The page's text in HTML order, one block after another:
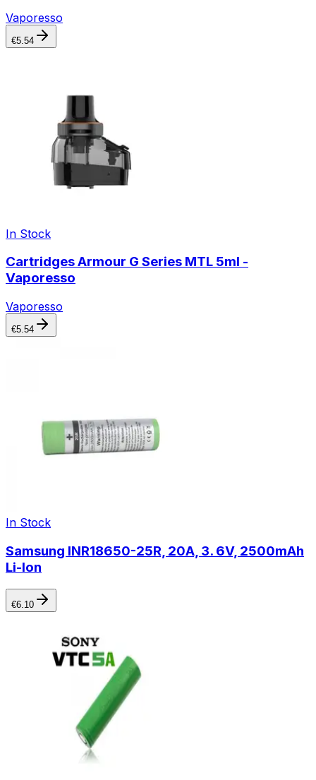
Vaporesso
€5.54
In Stock
Cartridges Armour G Series MTL 5ml -
Vaporesso
Vaporesso
€5.54
In Stock
Samsung INR18650-25R, 20A, 3. 6V, 2500mAh
Li-Ion
€6.10